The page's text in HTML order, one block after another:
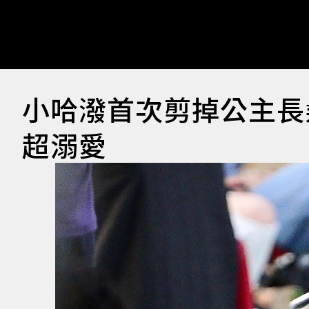
小哈潑首次剪掉公主
超溺愛